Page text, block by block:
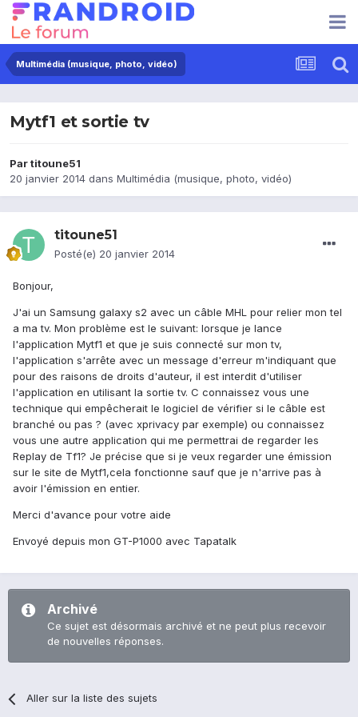
Multimédia (musique, photo, vidéo)
Mytf1 et sortie tv
Partitoune51
20 janvier 2014 dans Multimédia (musique, photo, vidéo)
titoune51
Posté(e) 20 janvier 2014
Bonjour,
J'ai un Samsung galaxy s2 avec un câble MHL pour relier mon tel
a ma tv. Mon problème est le suivant: lorsque je lance
l'application Mytf1 et que je suis connecté sur mon tv,
l'application s'arrête avec un message d'erreur m'indiquant que
pour des raisons de droits d'auteur, il est interdit d'utiliser
l'application en utilisant la sortie tv. C connaissez vous une
technique qui empêcherait le logiciel de vérifier si le câble est
branché ou pas ? (avec xprivacy par exemple) ou connaissez
vous une autre application qui me permettrai de regarder les
Replay de Tf1? Je précise que si je veux regarder une émission
sur le site de Mytf1,cela fonctionne sauf que je n'arrive pas à
avoir l'émission en entier.
Merci d'avance pour votre aide
Envoyé depuis mon GT-P1000 avec Tapatalk
Archivé
Ce sujet est désormais archivé et ne peut plus recevoir
de nouvelles réponses.
Aller sur la liste des sujets